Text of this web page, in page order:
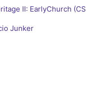
II: EarlyChurch
Junker